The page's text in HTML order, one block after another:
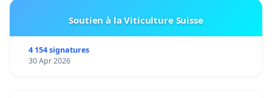
Soutien à la Viticulture Suisse
4 154 signatures
30 Apr 2026